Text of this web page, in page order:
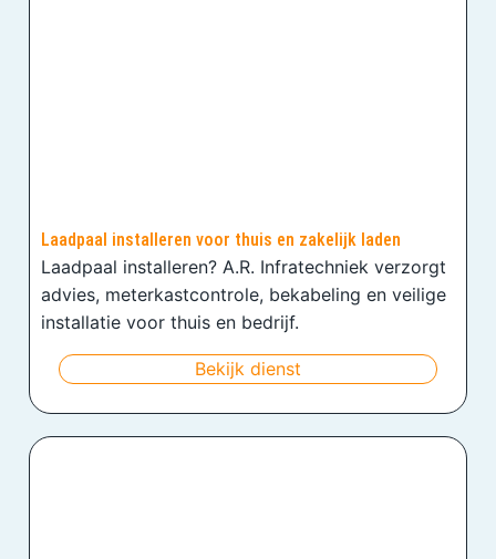
Laadpaal installeren voor thuis en zakelijk laden
Laadpaal installeren? A.R. Infratechniek verzorgt
advies, meterkastcontrole, bekabeling en veilige
installatie voor thuis en bedrijf.
Bekijk dienst